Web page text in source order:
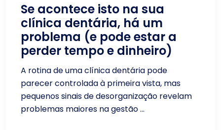
Se acontece isto na sua
clínica dentária, há um
problema (e pode estar a
perder tempo e dinheiro)
A rotina de uma clínica dentária pode
parecer controlada à primeira vista, mas
pequenos sinais de desorganização revelam
problemas maiores na gestão ...